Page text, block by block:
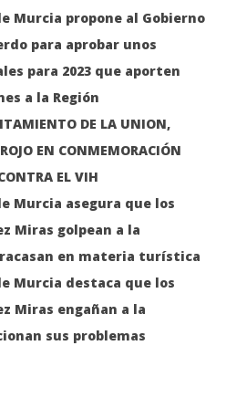
Murcia propone al Gobierno
para aprobar unos
para 2023 que aporten
a la Región
DE LA UNION,
EN CONMEMORACIÓN
EL VIH
Murcia asegura que los
Miras golpean a la
en materia turística
Murcia destaca que los
Miras engañan a la
sus problemas